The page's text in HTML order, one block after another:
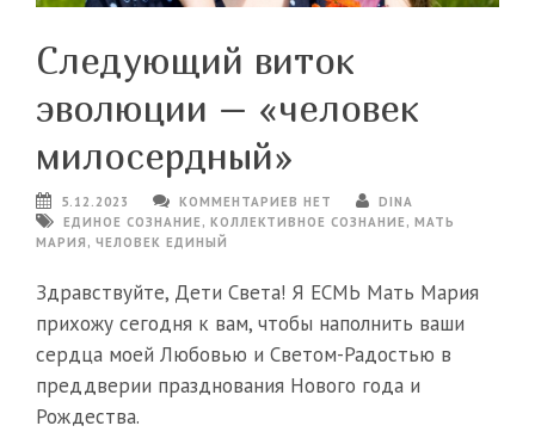
Следующий виток
эволюции – «человек
милосердный»
5.12.2023 КОММЕНТАРИЕВ НЕТ
DINA
ЕДИНОЕ СОЗНАНИЕ, КОЛЛЕКТИВНОЕ СОЗНАНИЕ, МАТЬ
МАРИЯ , ЧЕЛОВЕК ЕДИНЫЙ
Здравствуйте, Дети Света! Я ЕСМЬ Мать Мария
прихожу сегодня к вам, чтобы наполнить ваши
сердца моей Любовью и Светом-Радостью в
преддверии празднования Нового года и
Рождества.